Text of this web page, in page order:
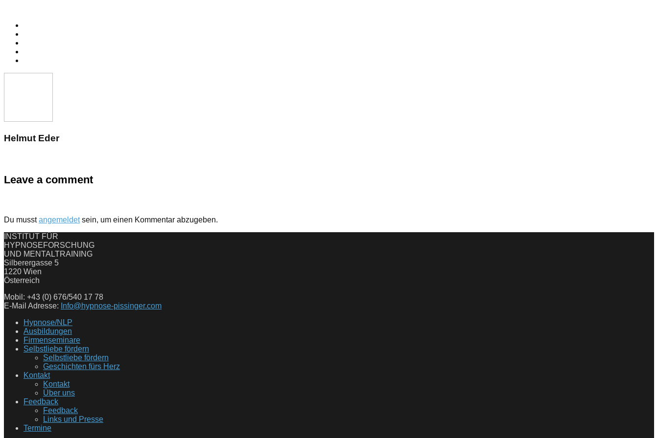
Helmut Eder
Leave a comment
Du musstangemeldetsein, um einen Kommentar abzugeben.
INSTITUT FÜR
HYPNOSEFORSCHUNG
UND MENTALTRAINING
Silberergasse 5
1220 Wien
Österreich
Mobil: +43 (0) 676/540 17 78
E-Mail Adresse: Info@hypnose-pissinger.com
Hypnose/NLP
Ausbildungen
Firmenseminare
Selbstliebe fördern
Selbstliebe fördern
Geschichten fürs Herz
Kontakt
Kontakt
Über uns
Feedback
Feedback
Links und Presse
Termine